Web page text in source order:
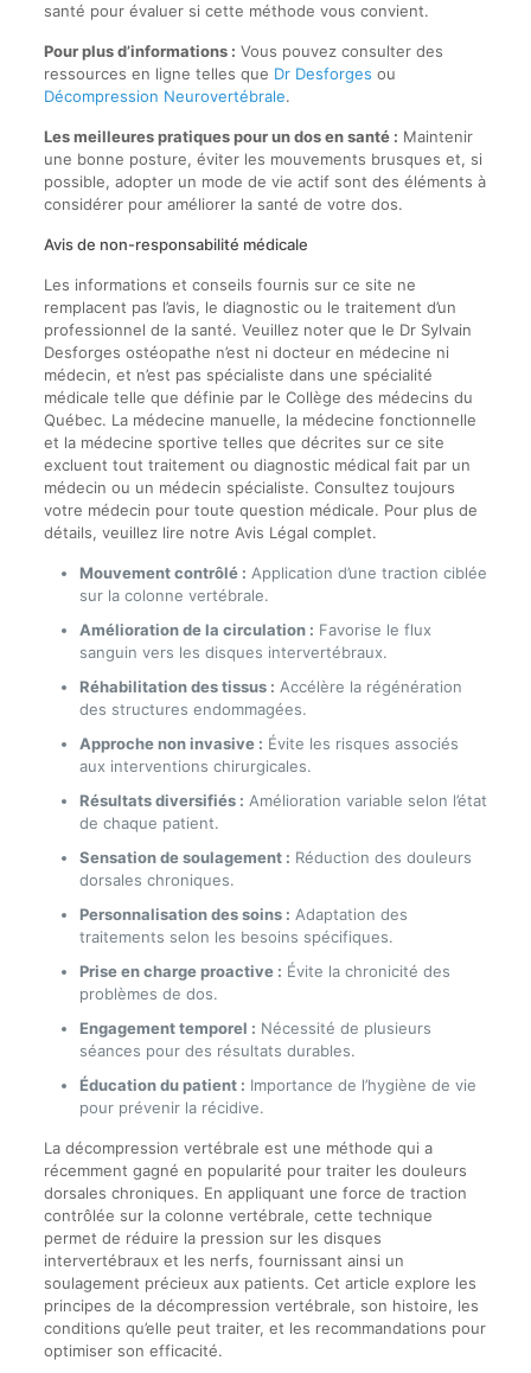
santé pour évaluer si cette méthode vous convient.
Pour plus d’informations : Vous pouvez consulter des
ressources en ligne telles que Dr Desforges ou
Décompression Neurovertébrale.
Les meilleures pratiques pour un dos en santé : Maintenir
une bonne posture, éviter les mouvements brusques et, si
possible, adopter un mode de vie actif sont des éléments à
considérer pour améliorer la santé de votre dos.
Avis de non-responsabilité médicale
Les informations et conseils fournis sur ce site ne
remplacent pas l’avis, le diagnostic ou le traitement d’un
professionnel de la santé. Veuillez noter que le Dr Sylvain
Desforges ostéopathe n’est ni docteur en médecine ni
médecin, et n’est pas spécialiste dans une spécialité
médicale telle que définie par le Collège des médecins du
Québec. La médecine manuelle, la médecine fonctionnelle
et la médecine sportive telles que décrites sur ce site
excluent tout traitement ou diagnostic médical fait par un
médecin ou un médecin spécialiste. Consultez toujours
votre médecin pour toute question médicale. Pour plus de
détails, veuillez lire notre Avis Légal complet.
Mouvement contrôlé : Application d’une traction ciblée
sur la colonne vertébrale.
Amélioration de la circulation : Favorise le flux
sanguin vers les disques intervertébraux.
Réhabilitation des tissus : Accélère la régénération
des structures endommagées.
Approche non invasive : Évite les risques associés
aux interventions chirurgicales.
Résultats diversifiés : Amélioration variable selon l’état
de chaque patient.
Sensation de soulagement : Réduction des douleurs
dorsales chroniques.
Personnalisation des soins : Adaptation des
traitements selon les besoins spécifiques.
Prise en charge proactive : Évite la chronicité des
problèmes de dos.
Engagement temporel : Nécessité de plusieurs
séances pour des résultats durables.
Éducation du patient : Importance de l’hygiène de vie
pour prévenir la récidive.
La décompression vertébrale est une méthode qui a
récemment gagné en popularité pour traiter les douleurs
dorsales chroniques. En appliquant une force de traction
contrôlée sur la colonne vertébrale, cette technique
permet de réduire la pression sur les disques
intervertébraux et les nerfs, fournissant ainsi un
soulagement précieux aux patients. Cet article explore les
principes de la décompression vertébrale, son histoire, les
conditions qu’elle peut traiter, et les recommandations pour
optimiser son efficacité.